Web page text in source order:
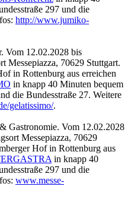
297 und die
http://www.jumiko-
Vom 12.02.2028 bis
Messepiazza, 70629 Stuttgart.
in Rottenburg aus erreichen
in knapp 40 Minuten bequem
die Bundesstraße 27. Weitere
gelatissimo/.
Gastronomie. Vom 12.02.2028
Messepiazza, 70629
Hof in Rottenburg aus
in knapp 40
297 und die
www.messe-